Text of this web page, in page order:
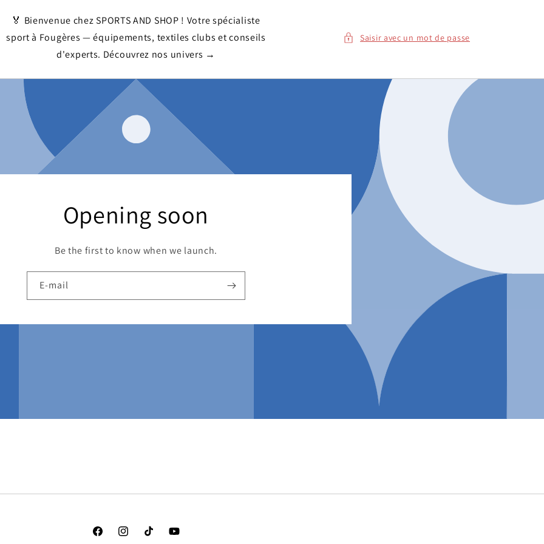
🏅 Bienvenue chez SPORTS AND SHOP ! Votre spécialiste
sport à Fougères — équipements, textiles clubs et conseils
d'experts. Découvrez nos univers →
Saisir avec un mot de passe
Opening soon
Be the first to know when we launch.
E-mail
FacebookInstagramTikTok YouTube